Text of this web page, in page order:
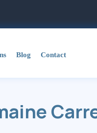
Blog Contact